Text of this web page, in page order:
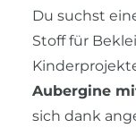
Du suchst
Stoff für
Aubergine
sich dank